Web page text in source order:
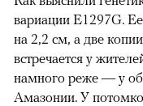
вариации E1297G.
на 2,2 см, а две
встречается у
намного реже — у
Амазонии. У